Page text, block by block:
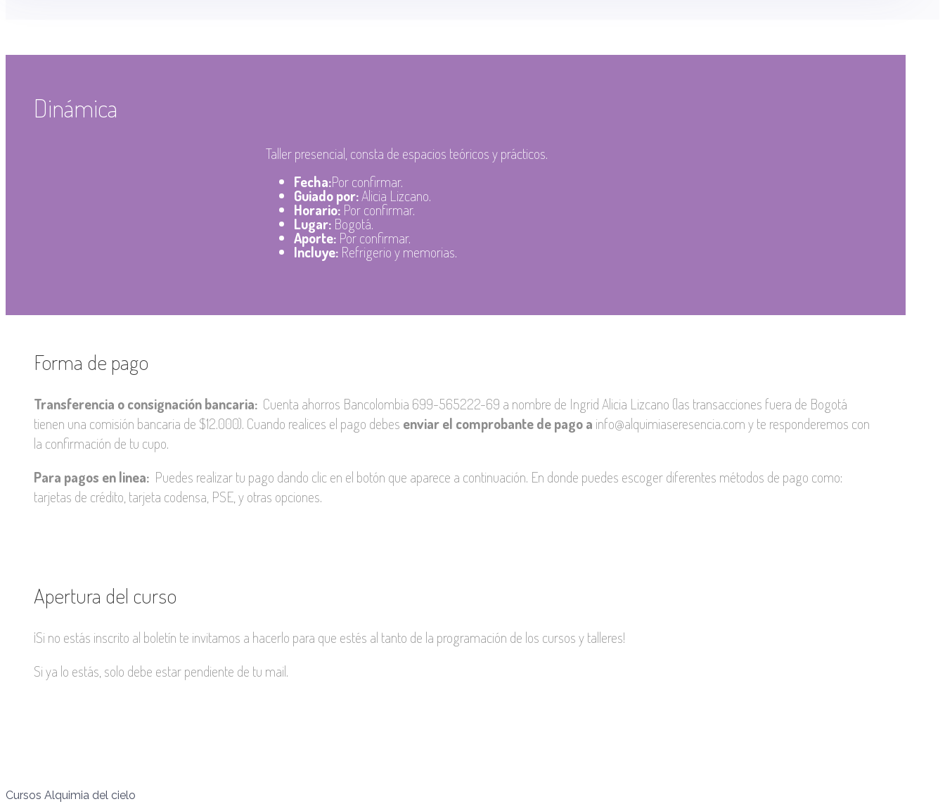
Dinámica
Taller presencial, consta de espacios teóricos y prácticos.
Fecha:Por confirmar.
Guiado por:Alicia Lizcano.
Horario: Por confirmar.
Lugar: Bogotá.
Aporte: Por confirmar.
Incluye: Refrigerio y memorias.
Forma de pago
Transferencia o consignación bancaria: Cuenta ahorros Bancolombia 699-565222-69 a nombre de Ingrid Alicia Lizcano (las transacciones fuera de Bogotá
tienen una comisión bancaria de $12.000). Cuando realices el pago debes enviar el comprobante de pago a info@alquimiaseresencia.com y te responderemos con
la confirmación de tu cupo.
Para pagos en linea: Puedes realizar tu pago dando clic en el botón que aparece a continuación. En donde puedes escoger diferentes métodos de pago como:
tarjetas de crédito, tarjeta codensa, PSE, y otras opciones.
Apertura del curso
¡Si no estás inscrito al boletín te invitamos a hacerlo para que estés al tanto de la programación de los cursos y talleres!
Si ya lo estás, solo debe estar pendiente de tu mail.
Cursos Alquimia del cielo